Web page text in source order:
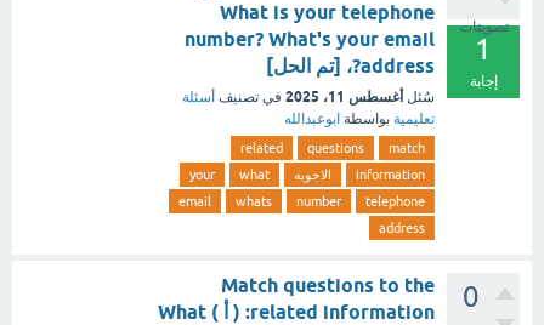
تصويتات
1
إجابة
What is your telephone
number? What's your email
address?، [تم الحل]
سُئل أغسطس 11، 2025 في تصنيف أسئلة
تعليمية بواسطة ابوعبدالله
match
questions
related
information
الاجوبه what
your
telephone
number
whats
email
address
0
Match questions to the
related information: ( أ ) What